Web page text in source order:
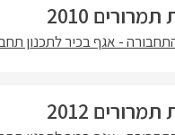
2010
- אגף בכיר לתכנון
2012